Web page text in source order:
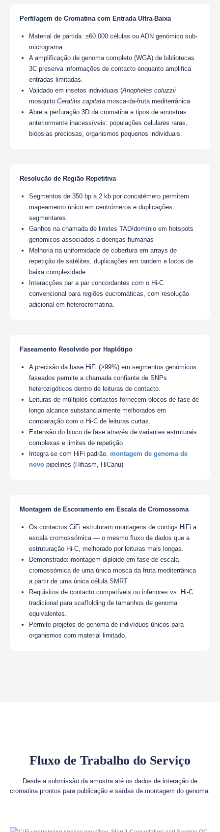
Perfilagem de Cromatina com Entrada Ultra-Baixa
Material de partida: ≥60.000 células ou ADN genómico sub-
micrograma
A amplificação de genoma completo (WGA) de bibliotecas
3C preserva informações de contacto enquanto amplifica
entradas limitadas.
Validado em insetos individuais (Anopheles coluzzii
mosquito Ceratitis capitata mosca-da-fruta mediterrânica
Abre a perfuração 3D da cromatina a tipos de amostras
anteriormente inacessíveis: populações celulares raras,
biópsias preciosas, organismos pequenos individuais.
Resolução de Região Repetitiva
Segmentos de 350 bp a 2 kb por concatémero permitem
mapeamento único em centrómeros e duplicações
segmentares.
Ganhos na chamada de limites TAD/domínio em hotspots
genómicos associados a doenças humanas
Melhoria na uniformidade de cobertura em arrays de
repetição de satélites, duplicações em tandem e locos de
baixa complexidade.
Interacções par a par concordantes com o Hi-C
convencional para regiões eucromáticas, com resolução
adicional em heterocromatina.
Faseamento Resolvido por Haplótipo
A precisão da base HiFi (>99%) em segmentos genómicos
faseados permite a chamada confiante de SNPs
heterozigóticos dentro de leituras de contacto.
Leituras de múltiplos contactos fornecem blocos de fase de
longo alcance substancialmente melhorados em
comparação com o Hi-C de leituras curtas.
Extensão do bloco de fase através de variantes estruturais
complexas e limites de repetição
Integra-se com HiFi padrão. montagem de genoma de
novo pipelines (Hifiasm, HiCanu)
Montagem de Escoramento em Escala de Cromossoma
Os contactos CiFi estruturam montagens de contigs HiFi a
escala cromossómica — o mesmo fluxo de dados que a
estruturação Hi-C, melhorado por leituras mais longas.
Demonstrado: montagem diploide em fase de escala
cromossómica de uma única mosca da fruta mediterrânica
a partir de uma única célula SMRT.
Requisitos de contacto compatíveis ou inferiores vs. Hi-C
tradicional para scaffolding de tamanhos de genoma
equivalentes.
Permite projetos de genoma de indivíduos únicos para
organismos com material limitado.
Fluxo de Trabalho do Serviço
Desde a submissão da amostra até os dados de interação de
cromatina prontos para publicação e saídas de montagem do genoma.